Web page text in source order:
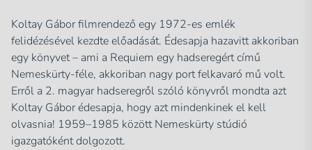
Koltay Gábor filmrendező egy 1972-es emlék
felidézésével kezdte előadását. Édesapja hazavitt akkoriban
egy könyvet – ami a Requiem egy hadseregért című
Nemeskürty-féle, akkoriban nagy port felkavaró mű volt.
Erről a 2. magyar hadseregről szóló könyvről mondta azt
Koltay Gábor édesapja, hogy azt mindenkinek el kell
olvasnia! 1959–1985 között Nemeskürty stúdió
igazgatóként dolgozott.